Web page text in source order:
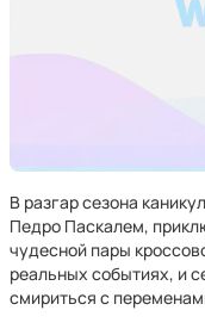
В разгар сезона
Педро Паскалем,
чудесной пары
реальных событиях, и
смириться с